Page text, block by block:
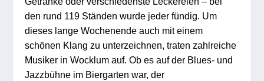
den rund 119 Ständen wurde jeder fündig. Um
dieses lange Wochenende auch mit einem
schönen Klang zu unterzeichnen, traten zahlreiche
Musiker in Wocklum auf. Ob es auf der Blues- und
Jazzbühne im Biergarten war, der